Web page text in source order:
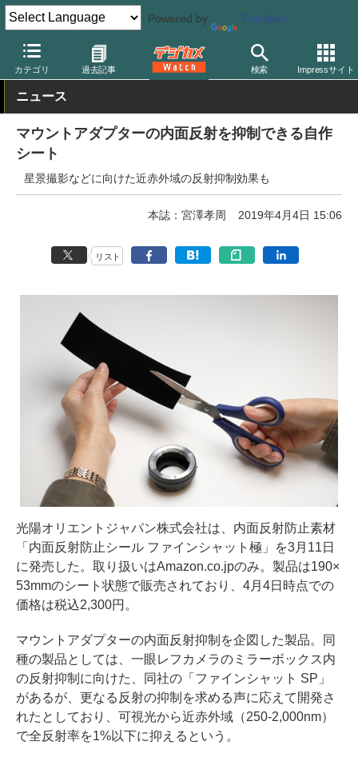
Powered by Translate
カテゴリ 過去記事 検索 Impressサイト
デジカメ Watch 撮影用品
ニュース
マウントアダプターの内面反射を抑制できる自作
シート
星景撮影などに向けた近赤外域の反射抑制効果も
本誌：宮澤孝周 2019年4月4日 15:06
リスト
光陽オリエントジャパン株式会社は、内面反射防止素材
「内面反射防止シール ファインシャット極」を3月11日
に発売した。取り扱いはAmazon.co.jpのみ。製品は190×
53mmのシート状態で販売されており、4月4日時点での
価格は税込2,300円。
マウントアダプターの内面反射抑制を企図した製品。同
種の製品としては、一眼レフカメラのミラーボックス内
の反射抑制に向けた、同社の「ファインシャット SP」
があるが、更なる反射の抑制を求める声に応えて開発さ
れたとしており、可視光から近赤外域（250-2,000nm）
で全反射率を1%以下に抑えるという。